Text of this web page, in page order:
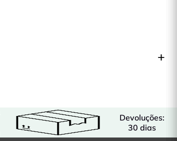
Devoluções:
30 dias